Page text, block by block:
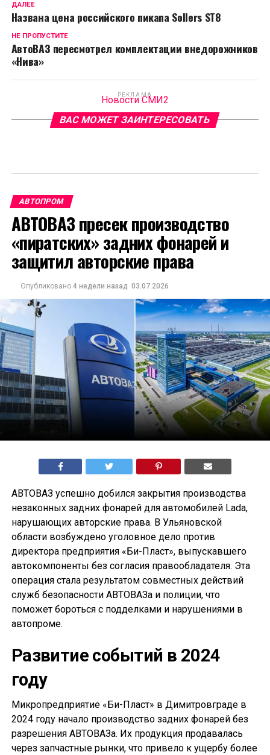
ДАЛЕЕ
Названа цена российского пикапа Sollers ST8
НЕ ПРОПУСТИТЕ
АвтоВАЗ пересмотрел комплектации внедорожников
«Нива»
РЕКЛАМА
Новости СМИ2
ВАС МОЖЕТ ЗАИНТЕРЕСОВАТЬ
АВТОПРОМ
АВТОВАЗ пресек производство
«пиратских» задних фонарей и
защитил авторские права
Опубликовано 4 недели назад 03.07.2026
АВТОВАЗ успешно добился закрытия производства
незаконных задних фонарей для автомобилей Lada,
нарушающих авторские права. В Ульяновской
области возбуждено уголовное дело против
директора предприятия «Би-Пласт», выпускавшего
автокомпоненты без согласия правообладателя. Эта
операция стала результатом совместных действий
служб безопасности АВТОВАЗа и полиции, что
поможет бороться с подделками и нарушениями в
автопроме.
Развитие событий в 2024
году
Микропредприятие «Би-Пласт» в Димитровграде в
2024 году начало производство задних фонарей без
разрешения АВТОВАЗа. Их продукция продавалась
через запчастные рынки, что привело к ущербу более